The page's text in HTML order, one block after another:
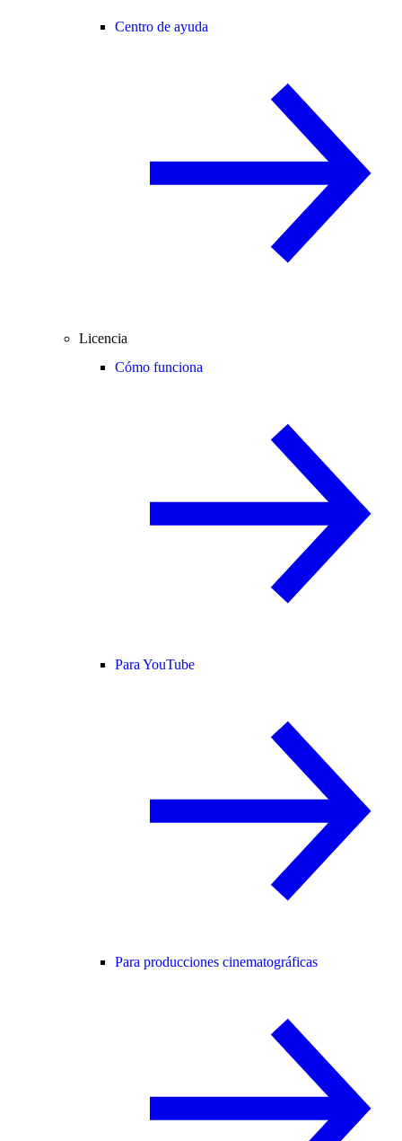
Centro de ayuda
Licencia
Cómo funciona
Para YouTube
Para producciones cinematográficas